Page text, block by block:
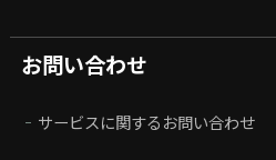
お問い合わせ
サービスに関するお問い合わせ